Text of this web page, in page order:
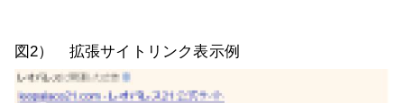
図2） 拡張サイトリンク表示例